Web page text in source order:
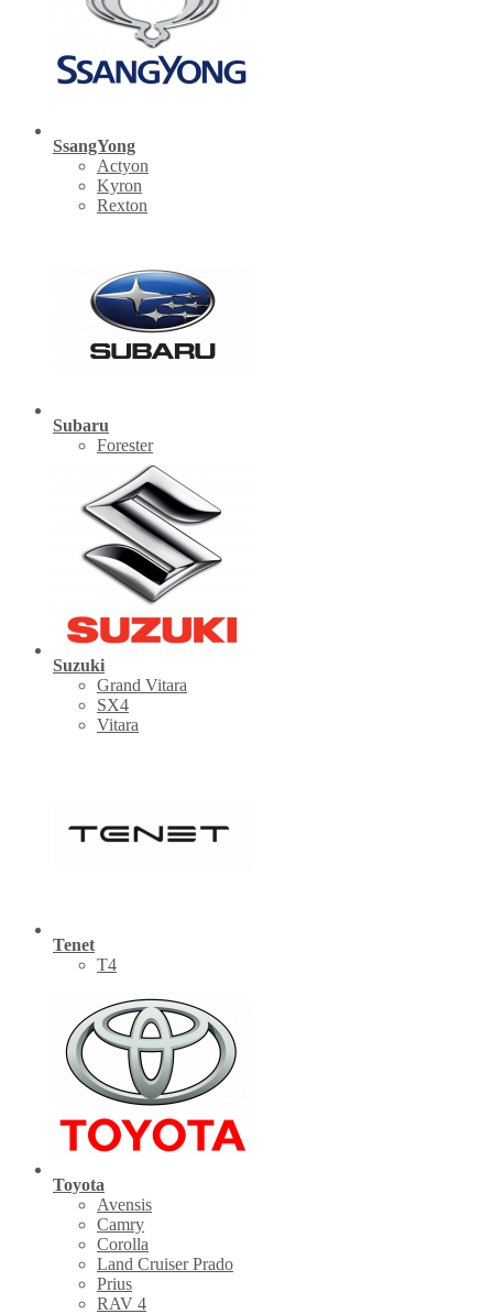
SsangYong
Actyon
Kyron
Rexton
Subaru
Forester
Suzuki
Grand Vitara
SX4
Vitara
Tenet
Т4
Toyota
Avensis
Camry
Corolla
Land Cruiser Prado
Prius
RAV 4